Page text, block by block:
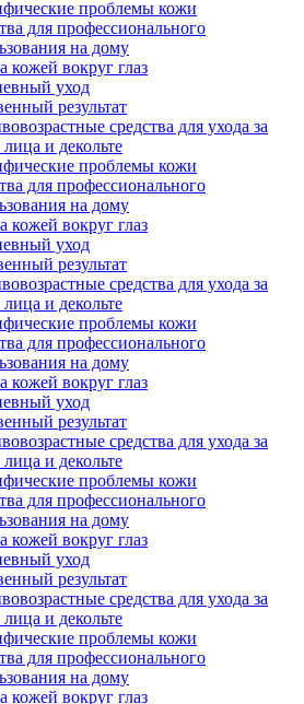
проблемы кожи
для профессионального
на дому
кожей вокруг глаз
уход
результат
средства для ухода за
и декольте
проблемы кожи
для профессионального
на дому
кожей вокруг глаз
уход
результат
средства для ухода за
и декольте
проблемы кожи
для профессионального
на дому
кожей вокруг глаз
уход
результат
средства для ухода за
и декольте
проблемы кожи
для профессионального
на дому
кожей вокруг глаз
уход
результат
средства для ухода за
и декольте
проблемы кожи
для профессионального
на дому
кожей вокруг глаз